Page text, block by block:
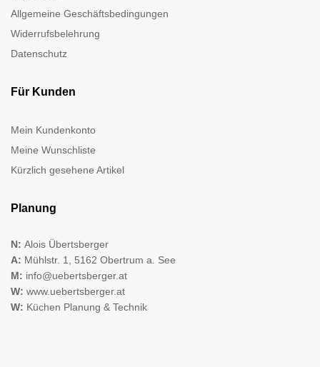
Allgemeine Geschäftsbedingungen
Widerrufsbelehrung
Datenschutz
Für Kunden
Mein Kundenkonto
Meine Wunschliste
Kürzlich gesehene Artikel
Planung
N: Alois Übertsberger
A: Mühlstr. 1, 5162 Obertrum a. See
M: info@uebertsberger.at
W: www.uebertsberger.at
W: Küchen Planung & Technik